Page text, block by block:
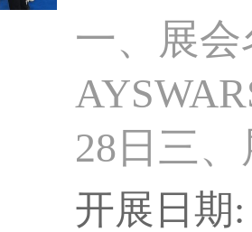
一、展
28日三
年一届
开展日期